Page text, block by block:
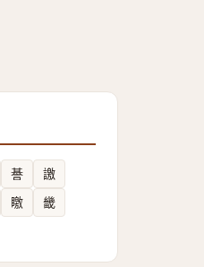
諅
譤
䁶 畿